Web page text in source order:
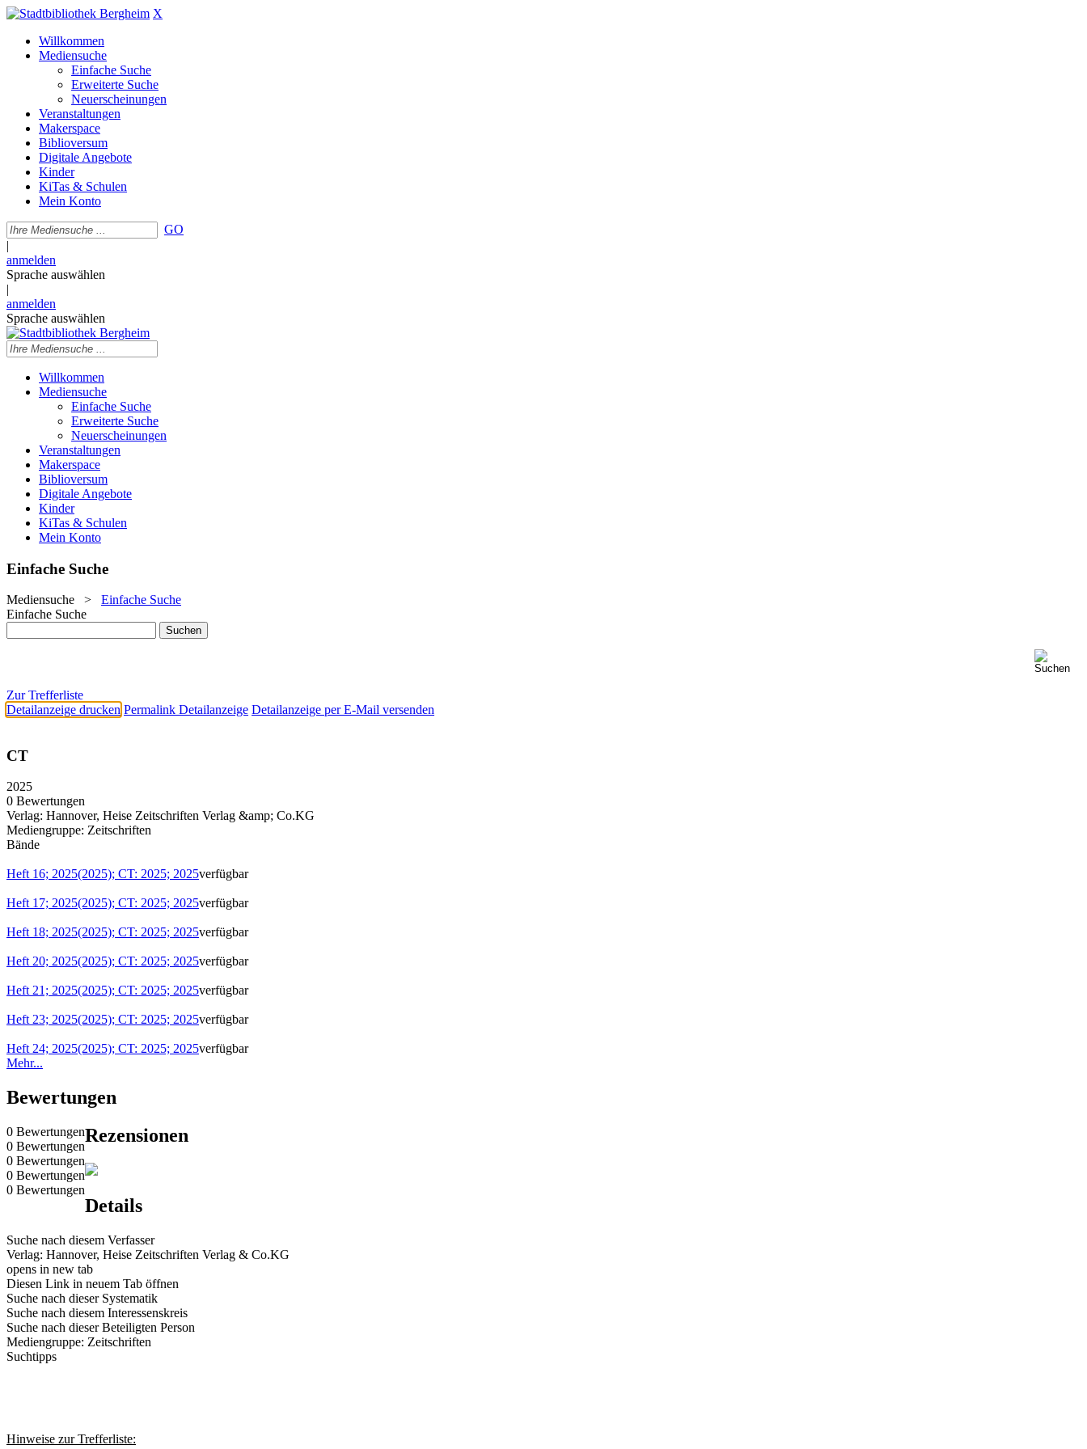
X
Willkommen
Mediensuche
Einfache Suche
Erweiterte Suche
Neuerscheinungen
Veranstaltungen
Makerspace
Biblioversum
Digitale Angebote
Kinder
KiTas & Schulen
Mein Konto
GO
|
anmelden
Sprache auswählen
|
anmelden
Sprache auswählen
Willkommen
Mediensuche
Einfache Suche
Erweiterte Suche
Neuerscheinungen
Veranstaltungen
Makerspace
Biblioversum
Digitale Angebote
Kinder
KiTas & Schulen
Mein Konto
Einfache Suche
Mediensuche > Einfache Suche
Einfache Suche
Zur Trefferliste
Detailanzeige drucken Permalink Detailanzeige Detailanzeige per E-Mail versenden
CT
2025
0 Bewertungen
Verlag: Hannover, Heise Zeitschriften Verlag &amp; Co.KG
Mediengruppe: Zeitschriften
Bände
Heft 16; 2025(2025); CT: 2025; 2025verfügbar
Heft 17; 2025(2025); CT: 2025; 2025verfügbar
Heft 18; 2025(2025); CT: 2025; 2025verfügbar
Heft 20; 2025(2025); CT: 2025; 2025verfügbar
Heft 21; 2025(2025); CT: 2025; 2025verfügbar
Heft 23; 2025(2025); CT: 2025; 2025verfügbar
Heft 24; 2025(2025); CT: 2025; 2025verfügbar
Mehr...
Bewertungen
0 Bewertungen
0 Bewertungen
0 Bewertungen
0 Bewertungen
0 Bewertungen
Rezensionen
Details
Suche nach diesem Verfasser
Verlag: Hannover, Heise Zeitschriften Verlag & Co.KG
opens in new tab
Diesen Link in neuem Tab öffnen
Suche nach dieser Systematik
Suche nach diesem Interessenskreis
Suche nach dieser Beteiligten Person
Mediengruppe: Zeitschriften
Suchtipps
Hinweise zur Trefferliste: